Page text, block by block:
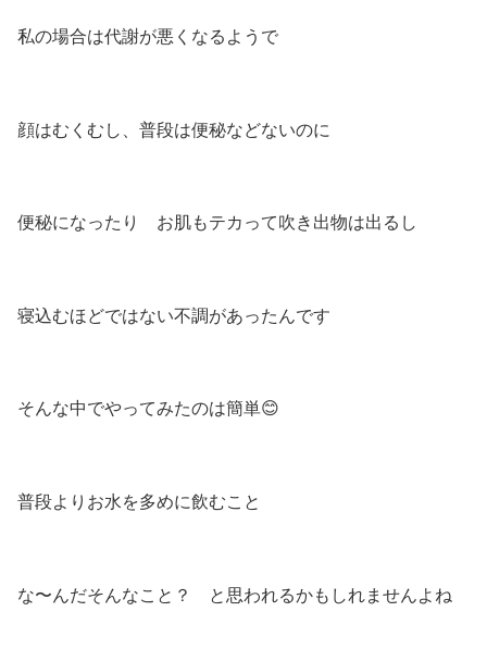
私の場合は代謝が悪くなるようで
顔はむくむし、普段は便秘などないのに
便秘になったり お肌もテカって吹き出物は出るし
寝込むほどではない不調があったんです
そんな中でやってみたのは簡単😊
普段よりお水を多めに飲むこと
な〜んだそんなこと？ と思われるかもしれませんよね